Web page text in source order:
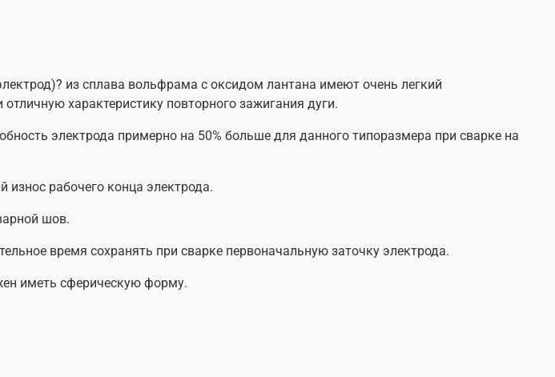
из сплава вольфрама с оксидом лантана имеют очень легкий
характеристику повторного зажигания дуги.
электрода примерно на 50% больше для данного типоразмера при сварке на
рабочего конца электрода.
шов.
время сохранять при сварке первоначальную заточку электрода.
иметь сферическую форму.